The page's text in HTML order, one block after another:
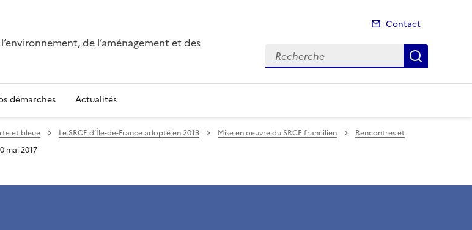
de l’aménagement et des
Contact
Recherche
démarches Actualités
et bleue Le SRCE d’Île-de-France adopté en 2013 Mise en oeuvre du SRCE francilien
Rencontres et
mai 2017